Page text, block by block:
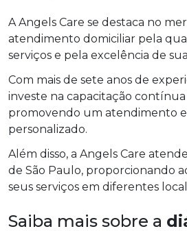
A Angels Care se destaca no
atendimento domiciliar pela
serviços e pela excelência de
Com mais de sete anos de
investe na capacitação
promovendo um atendimento
personalizado.
Além disso, a Angels Care
de São Paulo, proporcionando
seus serviços em diferentes
Saiba mais sobre a